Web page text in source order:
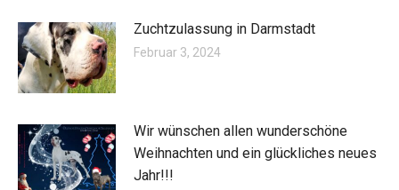
Zuchtzulassung in Darmstadt
Februar 3, 2024
Wir wünschen allen wunderschöne
Weihnachten und ein glückliches neues
Jahr!!!